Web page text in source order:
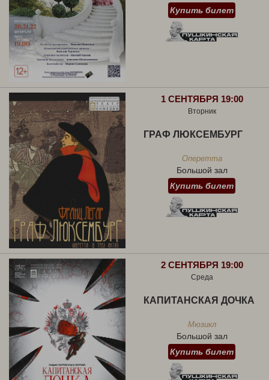
Купить билет
1 СЕНТЯБРЯ 19:00
Вторник
ГРАФ ЛЮКСЕМБУРГ
Оперетта
Большой зал
Купить билет
2 СЕНТЯБРЯ 19:00
Среда
КАПИТАНСКАЯ ДОЧКА
Мюзикл
Большой зал
Купить билет